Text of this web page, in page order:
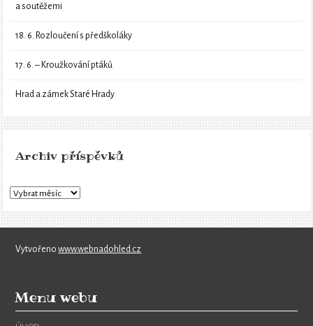
a soutěžemi
18. 6. Rozloučení s předškoláky
17. 6. – Kroužkování ptáků
Hrad a zámek Staré Hrady
Archiv příspěvků
Vytvořenowww.webnadohled.cz
Menu webu